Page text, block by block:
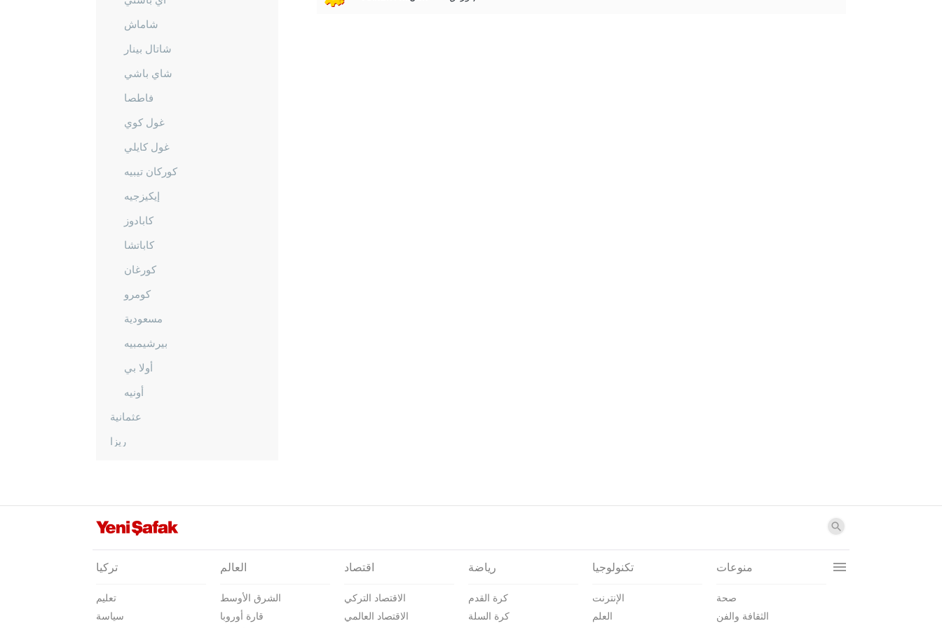
شاماش
شاتال بينار
شاي باشي
فاطصا
غول كوي
غول كايلي
كوركان تيبيه
إيكيزجيه
كابادوز
كاباتشا
كورغان
كومرو
مسعودية
بيرشيمبيه
أولا بي
أونيه
عثمانية
ريزا
سيرت
سينوب
سيفاس
تركيا
تعليم
سياسة
العالم
الشرق الأوسط
قارة أوروبا
اقتصاد
الاقتصاد التركي
الاقتصاد العالمي
رياضة
كرة القدم
كرة السلة
تكنولوجيا
الإنترنت
العلم
منوعات
صحة
الثقافة والفن